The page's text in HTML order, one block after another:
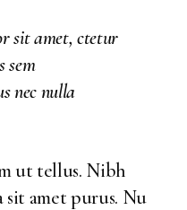
sit amet, ctetur
sem
nec nulla
ut tellus. Nibh
sit amet purus. Nu